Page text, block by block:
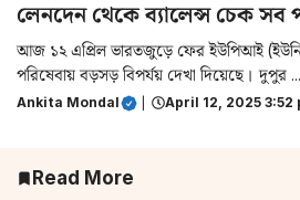
লেনদেন থেকে ব্যালেন্স চেক সব
আজ ১২ এপ্রিল ভারতজুড়ে ফের ইউপিআই
পরিষেবায় বড়সড় বিপর্যয় দেখা দিয়েছে। দুপুর ...
Ankita Mondal April 12, 2025 3:52
Read More